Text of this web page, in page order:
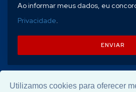
Utilizamos cookies para oferecer
Ao informar meus dados, eu
Privacidade.
ENVIAR